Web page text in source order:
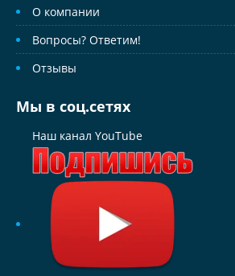
О компании
Вопросы? Ответим!
Отзывы
Мы в соц.сетях
Наш канал YouTube